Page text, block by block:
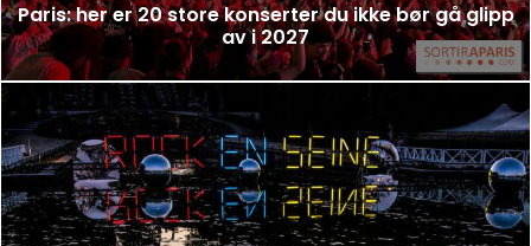
Paris: her er 20 store konserter du ikke bør gå glipp
av i 2027